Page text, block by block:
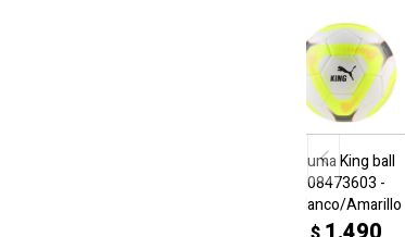
Puma King ball
08473603 -
Blanco/Amarillo